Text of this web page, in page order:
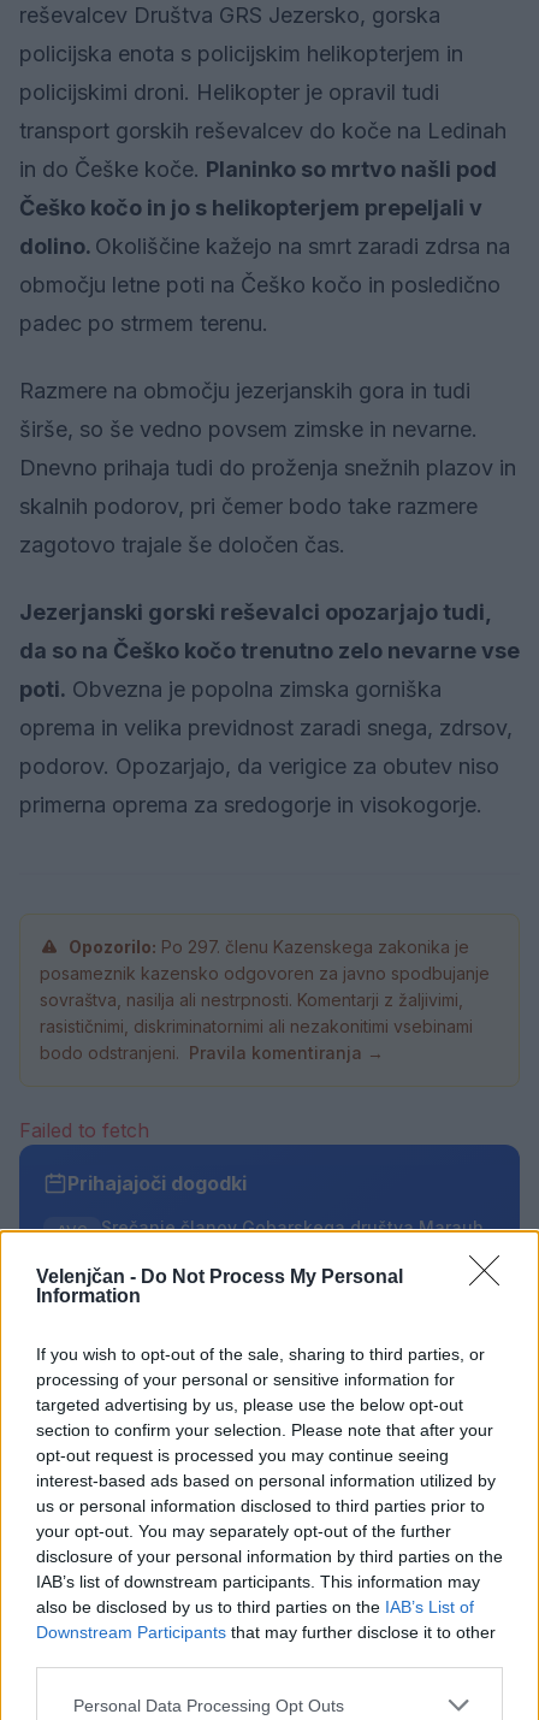
Velenjčan - Do Not Process My Personal
Information
If you wish to opt-out of the sale, sharing to third parties, or
processing of your personal or sensitive information for
targeted advertising by us, please use the below opt-out
section to confirm your selection. Please note that after your
opt-out request is processed you may continue seeing
interest-based ads based on personal information utilized by
us or personal information disclosed to third parties prior to
your opt-out. You may separately opt-out of the further
disclosure of your personal information by third parties on the
IAB’s list of downstream participants. This information may
also be disclosed by us to third parties on the IAB’s List of
Downstream Participants that may further disclose it to other
Personal Data Processing Opt Outs
reševalcev Društva GRS Jezersko, gorska
policijska enota s policijskim helikopterjem in
policijskimi droni. Helikopter je opravil tudi
transport gorskih reševalcev do koče na Ledinah
in do Češke koče. Planinko so mrtvo našli pod
Češko kočo in jo s helikopterjem prepeljali v
dolino. Okoliščine kažejo na smrt zaradi zdrsa na
območju letne poti na Češko kočo in posledično
padec po strmem terenu.
Razmere na območju jezerjanskih gora in tudi
širše, so še vedno povsem zimske in nevarne.
Dnevno prihaja tudi do proženja snežnih plazov in
skalnih podorov, pri čemer bodo take razmere
zagotovo trajale še določen čas.
Jezerjanski gorski reševalci opozarjajo tudi,
da so na Češko kočo trenutno zelo nevarne vse
poti. Obvezna je popolna zimska gorniška
oprema in velika previdnost zaradi snega, zdrsov,
podorov. Opozarjajo, da verigice za obutev niso
primerna oprema za sredogorje in visokogorje.
Opozorilo: Po 297. členu Kazenskega zakonika je
posameznik kazensko odgovoren za javno spodbujanje
sovraštva, nasilja ali nestrpnosti. Komentarji z žaljivimi,
rasističnimi, diskriminatornimi ali nezakonitimi vsebinami
bodo odstranjeni. Pravila komentiranja →
Failed to fetch
Prihajajoči dogodki
AVG
Srečanje članov Gobarskega društva Marauh
18:00
AVG Moč branja: Beremo pod krošnjami
AVG
6
Aktivne poletne počitnice z ustvarjalci Studia
Spin
08:00
AVG Pesem kita grbavca
18:00
Vsi dogodki →
Najbolj brano
moškega udaril s steklenico in ga zabodel